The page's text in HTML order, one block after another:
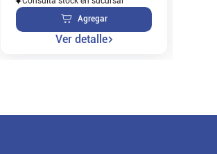
Agregar
Ver detalle